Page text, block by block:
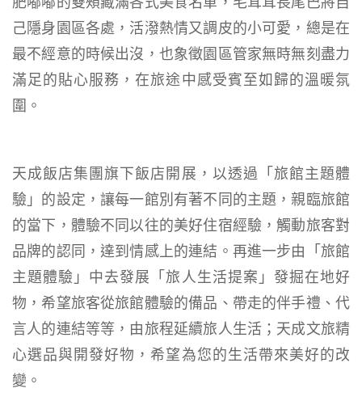
己隱身園區各處，活潑熱情又調皮的小可愛，總是在
最不經意的時候出沒，也象徵園區管家無時無刻盡力
滿足的貼心服務，在旅途中感受賓至如歸的溫暖氛
圍。
天成飯店集團旗下飯店開展，以透過「旅館主題體
驗」的設定，讓每一館別有著不同的主題，親臨旅館
的當下，體驗不同以往的美好住宿經驗，觸動旅客對
品牌的認同，達到情感上的連結。再進一步由「旅館
主題體驗」中去發展「旅人生活提案」發掘在地好
物，希望旅客從旅館體驗的備品、帶走的伴手禮、代
言人的連結等等，由旅程延續旅人生活；天成文旅精
心選品與開發好物，希望為您的生活帶來美好的改
變。